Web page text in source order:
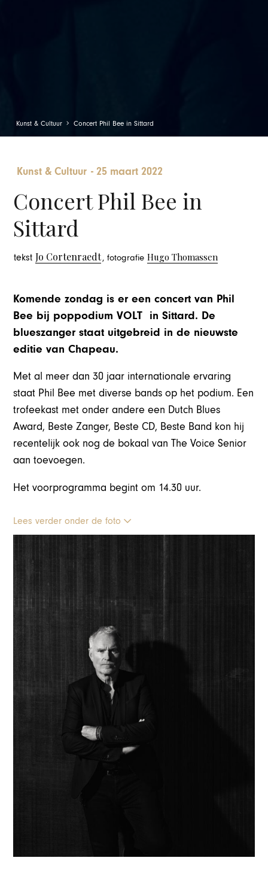
Kunst & Cultuur Concert Phil Bee in Sittard
Kunst & Cultuur -25 maart 2022
Concert Phil Bee in
Sittard
tekstJo Cortenraedt, fotografieHugo Thomassen
Komende zondag is er een concert van Phil
Bee bij poppodium VOLT in Sittard. De
blueszanger staat uitgebreid in de nieuwste
editie van Chapeau.
Met al meer dan 30 jaar internationale ervaring
staat Phil Bee met diverse bands op het podium. Een
trofeekast met onder andere een Dutch Blues
Award, Beste Zanger, Beste CD, Beste Band kon hij
recentelijk ook nog de bokaal van The Voice Senior
aan toevoegen.
Het voorprogramma begint om 14.30 uur.
Lees verder onder de foto